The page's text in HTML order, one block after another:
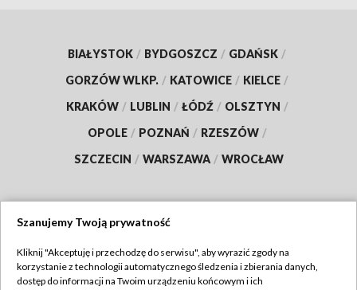
BIAŁYSTOK / BYDGOSZCZ / GDAŃSK /
GORZÓW WLKP. / KATOWICE / KIELCE /
KRAKÓW / LUBLIN / ŁÓDŹ / OLSZTYN /
OPOLE / POZNAŃ / RZESZÓW /
SZCZECIN / WARSZAWA / WROCŁAW
TVP
Szanujemy Twoją prywatność
Kliknij "Akceptuję i przechodzę do serwisu", aby wyrazić zgody na
korzystanie z technologii automatycznego śledzenia i zbierania danych,
dostęp do informacji na Twoim urządzeniu końcowym i ich